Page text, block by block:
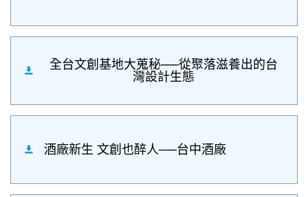
全台文創基地大蒐秘──從聚落滋養出的台
灣設計生態
酒廠新生 文創也醉人──台中酒廠